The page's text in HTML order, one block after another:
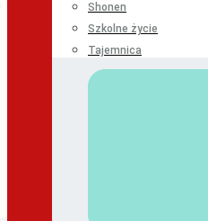
Shonen
Szkolne życie
Tajemnica